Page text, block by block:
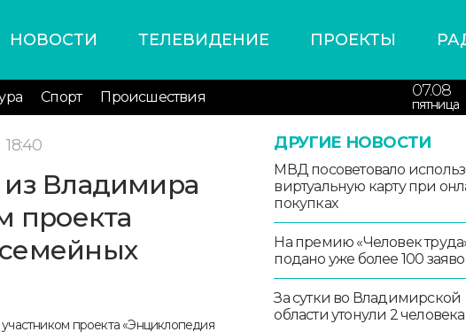
НОВОСТИ ТЕЛЕВИДЕНИЕ ПРОЕКТЫ
Спорт Происшествия 07.08
пятница
18:40
Владимира
проекта
ДРУГИЕ НОВОСТИ
МВД посоветовало
виртуальную карту при
покупках
На премию «Человек
подано уже более 100
За сутки во Владимирской
области утонули 2 человека